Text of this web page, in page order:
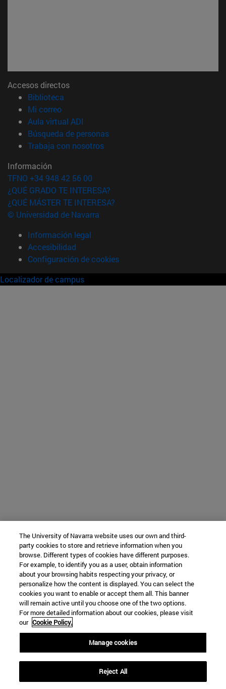
Accesos directos
Biblioteca
Mi correo(abre en nueva ventana)
Aula virtual ADI
Búsqueda de personas(abre en nueva ventana)
Trabaja con nosotros(abre en nueva ventana)
Información
TFNO +34 948 42 56 00
¿QUÉ GRADO TE INTERESA?
¿QUÉ MÁSTER TE INTERESA?
© Universidad de Navarra
Información legal
Accesibilidad
Configuración de cookies
Localizador de campus
The University of Navarra website uses our own and third-
party cookies to store and retrieve information when you
browse. Different types of cookies have different purposes.
For example, to identify you as a user, obtain information
about your browsing habits respecting your privacy, or
personalize how the content is displayed. You can select the
cookies you want to enable or accept them all. This banner
will remain active until you choose one of the two options.
For more detailed information about our cookies, please visit
our Cookie Policy.
Manage cookies
Reject All